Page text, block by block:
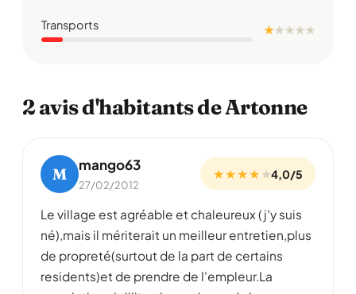
Transports ★★★★★
2 avis d'habitants de Artonne
M mango63
27/02/2012
★ ★ ★ ★★4,0/5
Le village est agréable et chaleureux (j'y suis
né),mais il mériterait un meilleur entretien,plus
de propreté(surtout de la part de certains
residents)et de prendre de l'empleur.La